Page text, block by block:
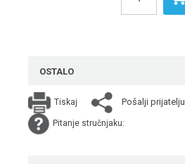
OSTALO
Tiskaj Pošalji prijatelju
Pitanje stručnjaku: